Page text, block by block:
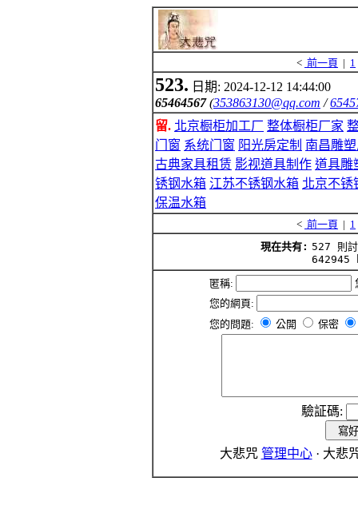
< 前一頁 | 1
523. 日期: 2024-12-12 14:44:00
65464567(353863130@qq.com /
留. 北京橱柜加工厂 整体橱柜厂家
门窗 系统门窗 阳光房定制 南昌雕
古典家具租赁 影视道具制作 道具雕
锈钢水箱 江苏不锈钢水箱 北京不锈
保温水箱
< 前一頁 | 1
現在共有: 527 則
匿稱:
您的網頁:
您的問題:
公開 保密
驗証碼:
大悲咒 管理中心· 大悲